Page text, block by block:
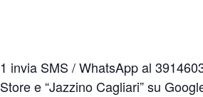
invia SMS / WhatsApp al
e “Jazzino Cagliari” su